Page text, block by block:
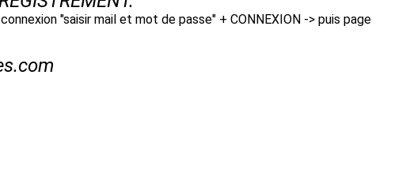
"saisir mail et mot de passe" + CONNEXION -> puis page